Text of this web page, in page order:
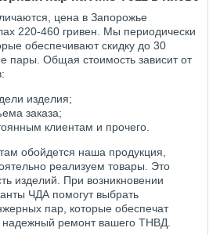
цена в Запорожье
220-460 гривен. Мы периодически
обеспечивают скидку до 30
пары. Общая стоимость зависит от
изделия;
заказа;
клиентам и прочего.
обойдется наша продукция,
реализуем товары. Это
изделий. При возникновении
ЧДА помогут выбрать
пар, которые обеспечат
ремонт вашего ТНВД.